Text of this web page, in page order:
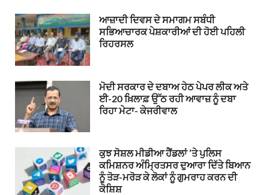
ਆਜ਼ਾਦੀ ਦਿਵਸ ਦੇ ਸਮਾਗਮ ਸਬੰਧੀ
ਸਭਿਆਚਾਰਕ ਪੇਸ਼ਕਾਰੀਆਂ ਦੀ ਹੋਈ ਪਹਿਲੀ
ਰਿਹਰਸਲ
ਮੋਦੀ ਸਰਕਾਰ ਦੇ ਦਬਾਅ ਹੇਠ ਪੇਪਰ ਲੀਕ ਅਤੇ
ਈ-20 ਖ਼ਿਲਾਫ਼ ਉੱਠ ਰਹੀ ਆਵਾਜ਼ ਨੂੰ ਦਬਾ
ਰਿਹਾ ਮੇਟਾ- ਕੇਜਰੀਵਾਲ
ਕੁਝ ਸੋਸ਼ਲ ਮੀਡੀਆ ਹੈਂਡਲਾਂ ’ਤੇ ਪੁਲਿਸ
ਕਮਿਸ਼ਨਰ ਅੰਮ੍ਰਿਤਸਰ ਦੁਆਰਾ ਦਿੱਤੇ ਬਿਆਨ
ਨੂੰ ਤੋੜ-ਮਰੋੜ ਕੇ ਲੋਕਾਂ ਨੂੰ ਗੁਮਰਾਹ ਕਰਨ ਦੀ
ਕੋਸ਼ਿਸ਼